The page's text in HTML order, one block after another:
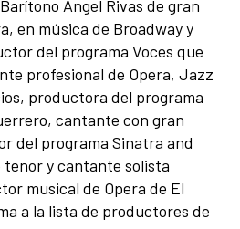
Angel Rivas de gran
en música de Broadway y
del programa Voces que
profesional de Opera, Jazz
productora del programa
cantante con gran
del programa Sinatra and
y cantante solista
musical de Opera de El
a la lista de productores de